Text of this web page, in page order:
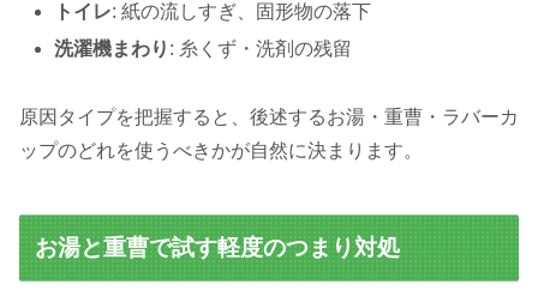
トイレ: 紙の流しすぎ、固形物の落下
洗濯機まわり : 糸くず・洗剤の残留
原因タイプを把握すると、後述するお湯・重曹・ラバーカ
ップのどれを使うべきかが自然に決まります。
お湯と重曹で試す軽度のつまり対処